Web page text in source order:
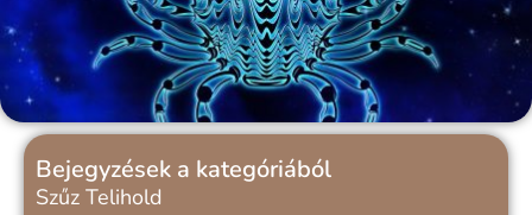
Bejegyzések a kategóriából
Szűz Telihold